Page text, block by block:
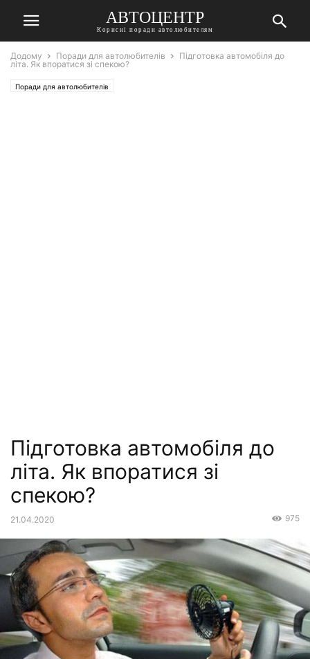
АВТОЦЕНТР
Корисні поради автолюбителям
Додому Поради для автолюбителів
Підготовка автомобіля до
літа. Як впоратися зі спекою?
Поради для автолюбителів
Підготовка автомобіля до
літа. Як впоратися зі
спекою?
21.04.2020 975